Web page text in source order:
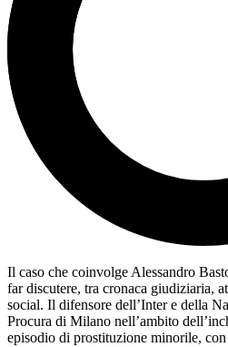
Il caso che coinvolge Alessandro
far discutere, tra cronaca giudiziaria,
social. Il difensore dell’Inter e della
Procura di Milano nell’ambito
episodio di prostituzione minorile,